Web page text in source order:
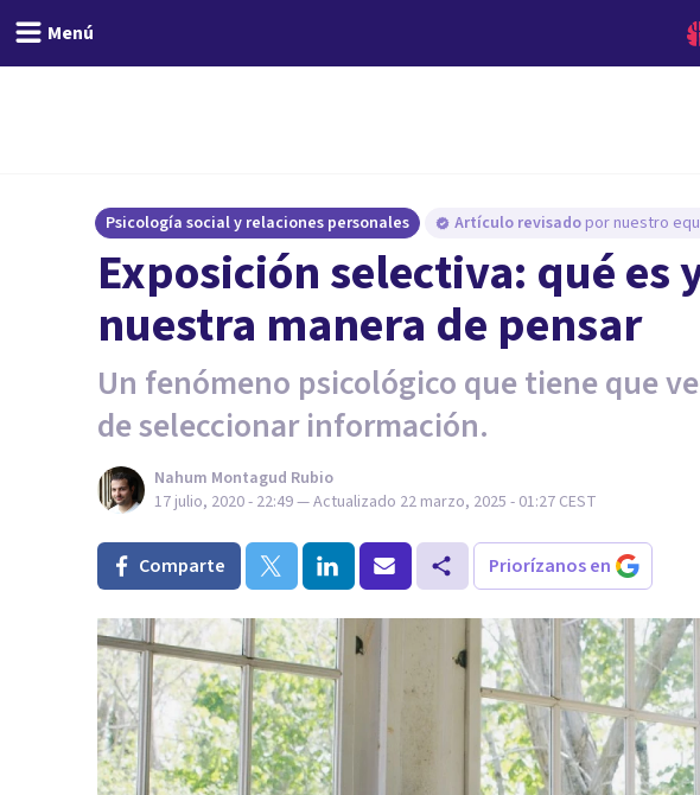
Menú
Psicología social y relaciones personales Artículo revisado por nuestro
Exposición selectiva: qué es
nuestra manera de pensar
Un fenómeno psicológico que tiene que
de seleccionar información.
Nahum Montagud Rubio
17 julio, 2020 - 22:49— Actualizado 22 marzo, 2025 - 01:27 CEST
Comparte Priorízanos en